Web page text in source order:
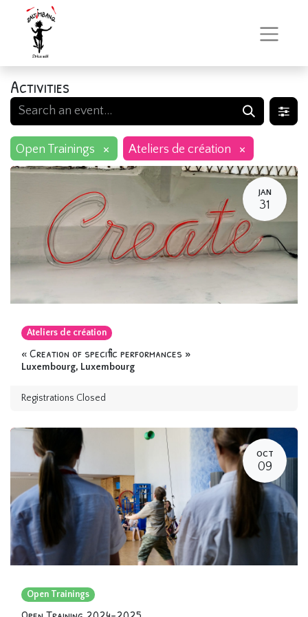
Activities
Open Trainings × Ateliers de création ×
JAN
31
Ateliers de création
« Creation of specific performances »
Luxembourg, Luxembourg
Registrations Closed
OCT
09
Open Trainings